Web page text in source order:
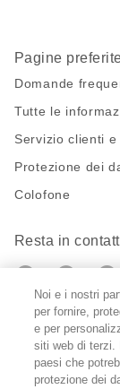
Pagine
Domande
Tutte le
Servizio clienti
Protezione dei
Colofone
Resta in
https://
Impostazioni
FR IT
Noi e i nostri
per fornire,
e per
siti web di terzi.
paesi che
protezione dei